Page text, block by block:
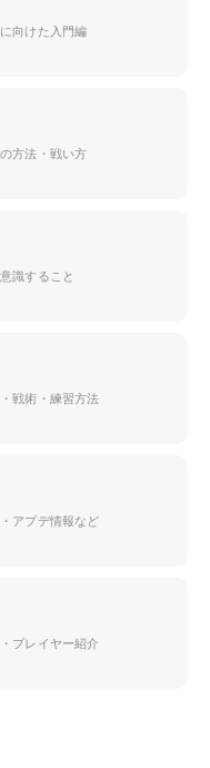
向けた入門編
方法・戦い方
識すること
戦術・練習方法
アプデ情報など
プレイヤー紹介